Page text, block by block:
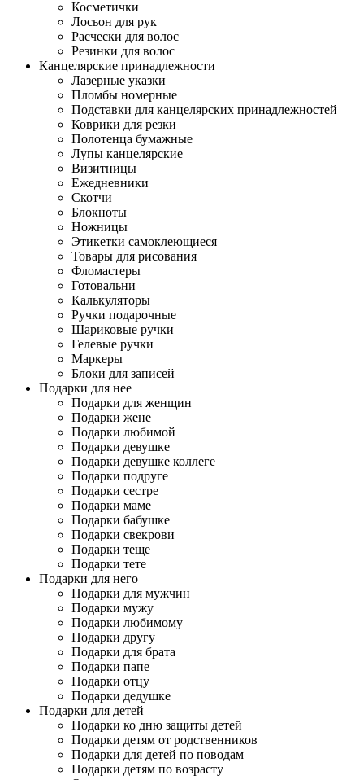
Косметички
Лосьон для рук
Расчески для волос
Резинки для волос
Канцелярские принадлежности
Лазерные указки
Пломбы номерные
Подставки для канцелярских принадлежностей
Коврики для резки
Полотенца бумажные
Лупы канцелярские
Визитницы
Ежедневники
Скотчи
Блокноты
Ножницы
Этикетки самоклеющиеся
Товары для рисования
Фломастеры
Готовальни
Калькуляторы
Ручки подарочные
Шариковые ручки
Гелевые ручки
Маркеры
Блоки для записей
Подарки для нее
Подарки для женщин
Подарки жене
Подарки любимой
Подарки девушке
Подарки девушке коллеге
Подарки подруге
Подарки сестре
Подарки маме
Подарки бабушке
Подарки свекрови
Подарки теще
Подарки тете
Подарки для него
Подарки для мужчин
Подарки мужу
Подарки любимому
Подарки другу
Подарки для брата
Подарки папе
Подарки отцу
Подарки дедушке
Подарки для детей
Подарки ко дню защиты детей
Подарки детям от родственников
Подарки для детей по поводам
Подарки детям по возрасту